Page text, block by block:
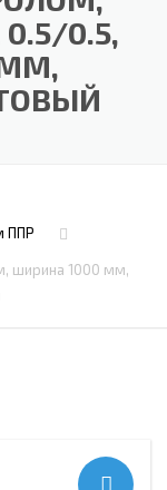
0.5,
ППР
ширина 1000 мм,